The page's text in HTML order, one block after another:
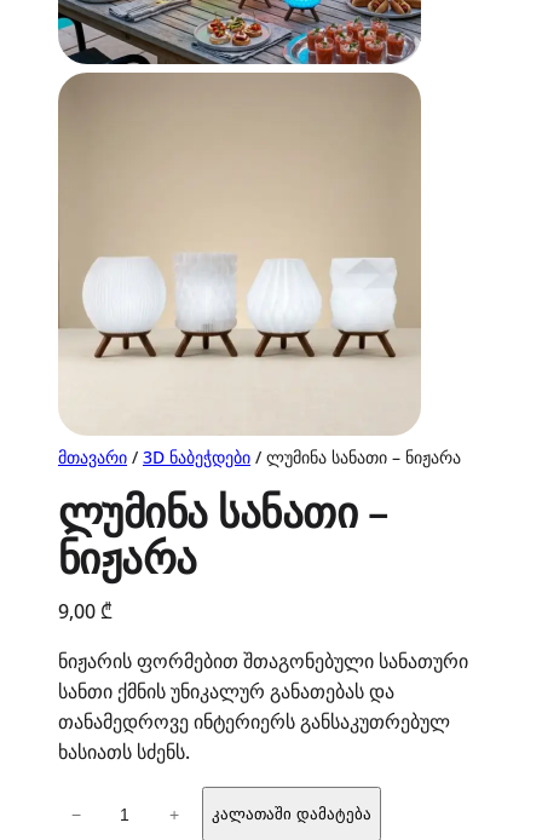
მთავარი / 3D ნაბეჭდები / ლუმინა სანათი – ნიჟარა
ლუმინა სანათი –
ნიჟარა
9,00₾
ნიჟარის ფორმებით შთაგონებული სანათური
სანთი ქმნის უნიკალურ განათებას და
თანამედროვე ინტერიერს განსაკუთრებულ
ხასიათს სძენს.
− + კალათაში დამატება